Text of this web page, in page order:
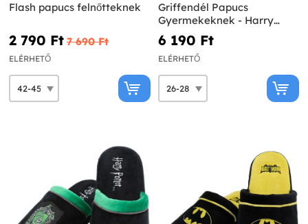
Flash papucs felnőtteknek
2 790 Ft‎ 7 690 Ft‎
ELÉRHETŐ
Griffendél Papucs
Gyermekeknek - Harry
Potter
6 190 Ft‎
ELÉRHETŐ